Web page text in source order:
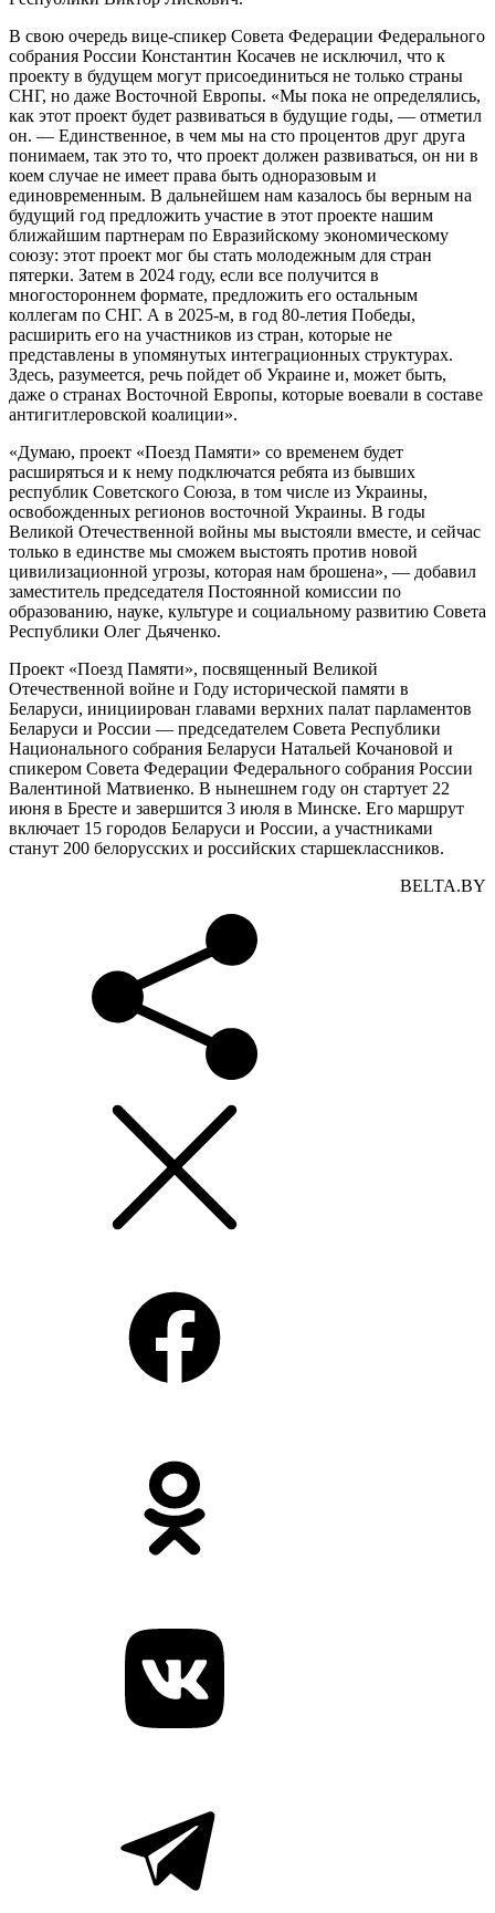
В свою очередь вице-спикер Совета Федерации Федерального
собрания России Константин Косачев не исключил, что к
проекту в будущем могут присоединиться не только страны
СНГ, но даже Восточной Европы. «Мы пока не определялись,
как этот проект будет развиваться в будущие годы, — отметил
он. — Единственное, в чем мы на сто процентов друг друга
понимаем, так это то, что проект должен развиваться, он ни в
коем случае не имеет права быть одноразовым и
единовременным. В дальнейшем нам казалось бы верным на
будущий год предложить участие в этот проекте нашим
ближайшим партнерам по Евразийскому экономическому
союзу: этот проект мог бы стать молодежным для стран
пятерки. Затем в 2024 году, если все получится в
многостороннем формате, предложить его остальным
коллегам по СНГ. А в 2025-м, в год 80-летия Победы,
расширить его на участников из стран, которые не
представлены в упомянутых интеграционных структурах.
Здесь, разумеется, речь пойдет об Украине и, может быть,
даже о странах Восточной Европы, которые воевали в составе
антигитлеровской коалиции».
«Думаю, проект «Поезд Памяти» со временем будет
расширяться и к нему подключатся ребята из бывших
республик Советского Союза, в том числе из Украины,
освобожденных регионов восточной Украины. В годы
Великой Отечественной войны мы выстояли вместе, и сейчас
только в единстве мы сможем выстоять против новой
цивилизационной угрозы, которая нам брошена», — добавил
заместитель председателя Постоянной комиссии по
образованию, науке, культуре и социальному развитию Совета
Республики Олег Дьяченко.
Проект «Поезд Памяти», посвященный Великой
Отечественной войне и Году исторической памяти в
Беларуси, инициирован главами верхних палат парламентов
Беларуси и России — председателем Совета Республики
Национального собрания Беларуси Натальей Кочановой и
спикером Совета Федерации Федерального собрания России
Валентиной Матвиенко. В нынешнем году он стартует 22
июня в Бресте и завершится 3 июля в Минске. Его маршрут
включает 15 городов Беларуси и России, а участниками
станут 200 белорусских и российских старшеклассников.
BELTA.BY